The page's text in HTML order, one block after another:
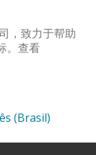
，致力于帮助
。查看
(Brasil)